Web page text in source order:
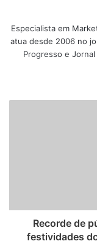
Especialista em
atua desde 2006 no
Progresso e
Recorde de
festividades